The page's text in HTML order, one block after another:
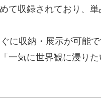
て収録されており、
に収納・展示が可能
一気に世界観に浸り